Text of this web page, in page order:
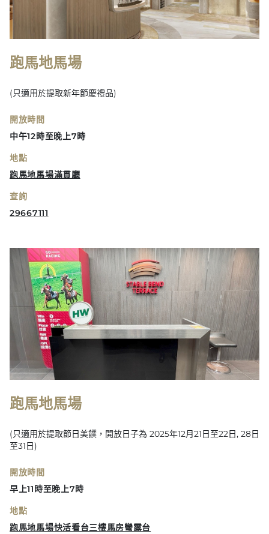
跑馬地馬場
(只適用於提取新年節慶禮品)
開放時間
中午12時至晚上7時
地點
跑馬地馬場滿貫廳
查詢
29667111
跑馬地馬場
(只適用於提取節日美饌，開放日子為 2025年12月21日至22日, 28日
至31日)
開放時間
早上11時至晚上7時
地點
跑馬地馬場快活看台三樓馬房彎露台